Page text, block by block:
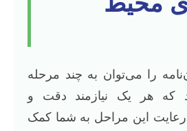
را می‌توان به چند مرحله
که هر یک نیازمند دقت و
این مراحل به شما کمک